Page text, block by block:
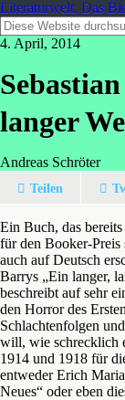
Literaturwelt. Das
4. April, 2014
langer
Andreas Schröter
Teilen
Ein Buch, das
für den Booker-Preis
auch auf Deutsch
Barrys „Ein langer,
beschreibt auf sehr
den Horror des
Schlachtenfolgen
will, wie schrecklich
1914 und 1918 für
entweder Erich
Neues“ oder eben